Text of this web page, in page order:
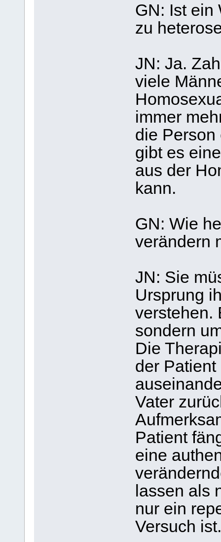
GN: Ist ein
zu
JN: Ja.
viele
immer
die Person
gibt es
aus der
kann.
GN: Wie
verändern
JN: Sie
Ursprung
verstehen.
sondern
Die
der
Vater
Patient
eine
lassen als
nur ein
Versuch ist.